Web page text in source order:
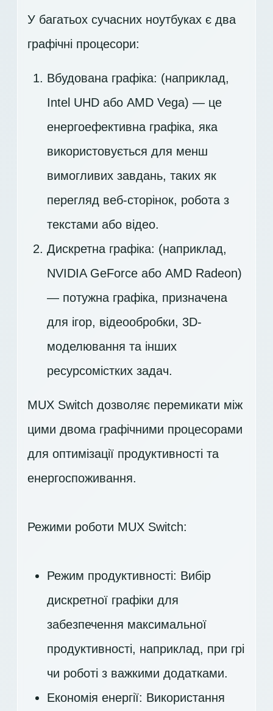
У багатьох сучасних ноутбуках є два
графічні процесори:
Вбудована графіка: (наприклад,
Intel UHD або AMD Vega) — це
енергоефективна графіка, яка
використовується для менш
вимогливих завдань, таких як
перегляд веб-сторінок, робота з
текстами або відео.
Дискретна графіка: (наприклад,
NVIDIA GeForce або AMD Radeon)
— потужна графіка, призначена
для ігор, відеообробки, 3D-
моделювання та інших
ресурсомістких задач.
MUX Switch дозволяє перемикати між
цими двома графічними процесорами
для оптимізації продуктивності та
енергоспоживання.
Режими роботи MUX Switch:
Режим продуктивності: Вибір
дискретної графіки для
забезпечення максимальної
продуктивності, наприклад, при грі
чи роботі з важкими додатками.
Економія енергії: Використання